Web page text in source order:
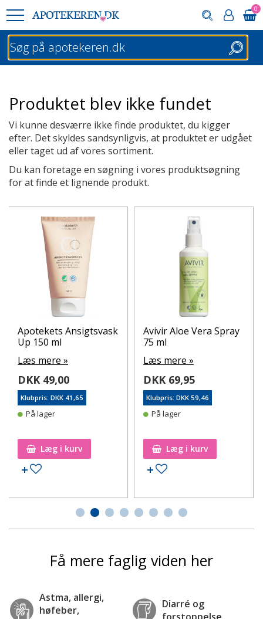
0
Søg
Produktet blev ikke fundet
Vi kunne desværre ikke finde produktet, du kigger
efter. Det skyldes sandsynligvis, at produktet er udgået
eller taget ud af vores sortiment.
Du kan foretage en søgning i vores produktsøgning
for at finde et lignende produkt.
Apotekets Ansigtsvask
Up 150 ml
Læs mere »
DKK 49,00
Klubpris: DKK 41,65
På lager
Læg i kurv
Tilføj til ønskeseddel
Avivir Aloe Vera Spray
75 ml
Læs mere »
DKK 69,95
Klubpris: DKK 59,46
På lager
Læg i kurv
Tilføj til ønskeseddel
Få mere faglig viden her
Astma, allergi,
høfeber,
Diarré og